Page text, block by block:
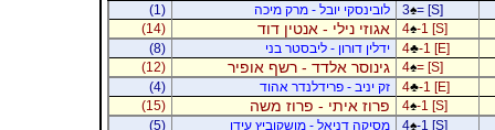
3♠= [S] לובינסקי יובל - מרק מיכה
(1)
4♠-1 [S] אגוזי נילי - אנטין דוד
(14)
4♣-1 [E] ידלין דורון - ליבסטר בני
(8)
4♠= [S] גינוסר אלדד - רשף אופיר
(12)
4♣-1 [E] זק יניב - פרידלנדר אהוד
(4)
4♠-1 [S] פרוז איתי - פרוז משה
(15)
4♠-1 [S] מסיקה דניאל - מושקוביץ עידו
(5)